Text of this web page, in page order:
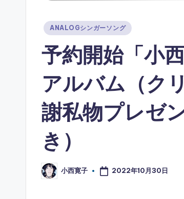
Posted
ANALOGシンガーソング
予約開始「小
アルバム（ク
謝私物プレゼ
き）
Posted
by
小西寛子 2022年10月30日